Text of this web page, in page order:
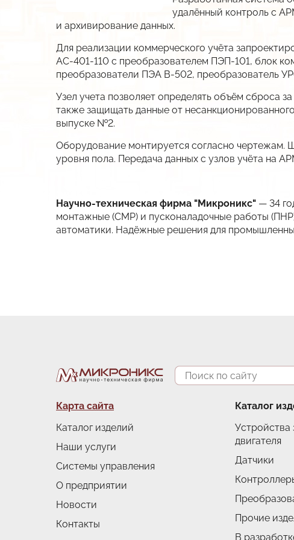
Прайс
удалённый контроль с
и архивирование данных.
Для реализации коммерческого учёта
АС-401-110 с преобразователем ПЭП-101, блок
преобразователи ПЭА В-502, преобразователь
Узел учета позволяет определять объём сброса
также защищать данные от
выпуске №2.
Оборудование монтируется согласно
уровня пола. Передача данных с узлов учёта на
Научно-техническая фирма "Микроникс" — 34
монтажные (СМР) и пусконаладочные работы
автоматики. Надёжные решения для
Поиск
Подвал
Карта сайта
Каталог изделий
Наши услуги
Системы управления
О предприятии
Новости
Контакты
Каталог
Устройства
двигателя
Датчики
Прочие
В